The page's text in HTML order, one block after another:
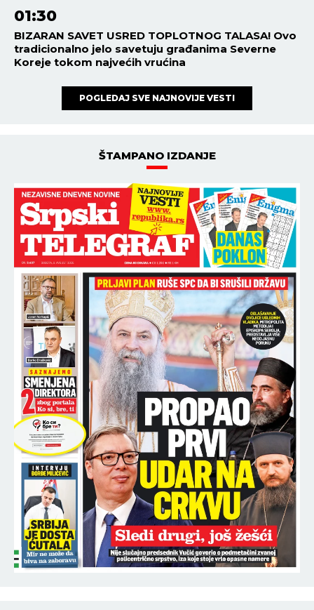
01:30
BIZARAN SAVET USRED TOPLOTNOG TALASA! Ovo
tradicionalno jelo savetuju građanima Severne
Koreje tokom najvećih vrućina
POGLEDAJ SVE NAJNOVIJE VESTI
ŠTAMPANO IZDANJE